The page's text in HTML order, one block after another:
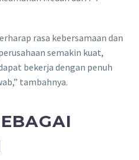
rasa kebersamaan dan
semakin kuat,
bekerja dengan penuh
tambahnya.